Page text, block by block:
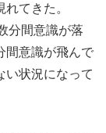
てきた。
分間意識が落
間意識が飛んで
い状況になって